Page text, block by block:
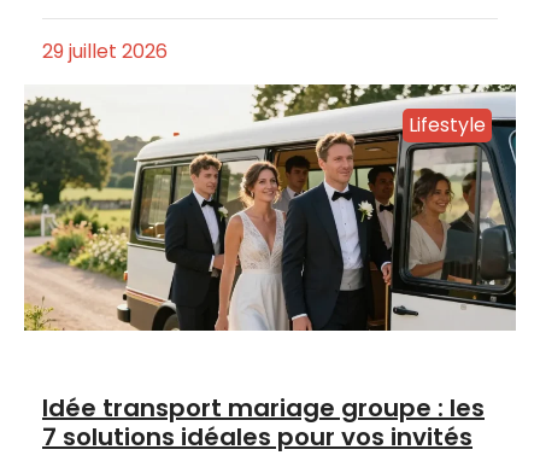
29 juillet 2026
Lifestyle
Idée transport mariage groupe : les
7 solutions idéales pour vos invités